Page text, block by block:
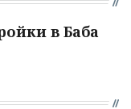
в Баба